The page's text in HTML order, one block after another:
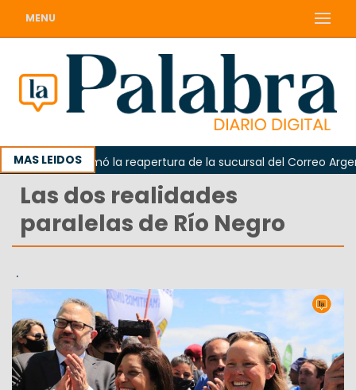
MENU
MAS LEIDOS
reclamó la reapertura de la sucursal del Correo
Las dos realidades
paralelas de Río Negro
.